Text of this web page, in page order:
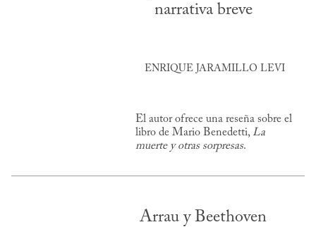
narrativa breve
ENRIQUE JARAMILLO LEVI
El autor ofrece una reseña sobre el
libro de Mario Benedetti, La
muerte y otras sorpresas.
Arrau y Beethoven